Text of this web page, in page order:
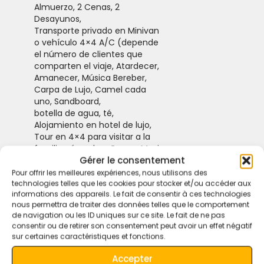
Gérer le consentement
Pour offrir les meilleures expériences, nous utilisons des
technologies telles que les cookies pour stocker et/ou accéder aux
informations des appareils. Le fait de consentir à ces technologies
nous permettra de traiter des données telles que le comportement
de navigation ou les ID uniques sur ce site. Le fait de ne pas
consentir ou de retirer son consentement peut avoir un effet négatif
sur certaines caractéristiques et fonctions.
Accepter
Almuerzo, 2 Cenas, 2
Desayunos,
Transporte privado en Minivan
o vehículo 4×4 A/C (depende
el número de clientes que
comparten el viaje, Atardecer,
Amanecer, Música Bereber,
Carpa de Lujo, Camel cada
uno, Sandboard,
botella de agua, té,
Alojamiento en hotel de lujo,
Tour en 4×4 para visitar a la
familia nómada y Gnawa Music
con pizza bereber.
preguntas y respuestas